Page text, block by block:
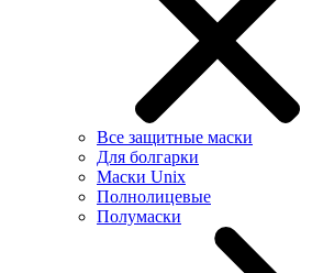
Все защитные маски
Для болгарки
Маски Unix
Полнолицевые
Полумаски